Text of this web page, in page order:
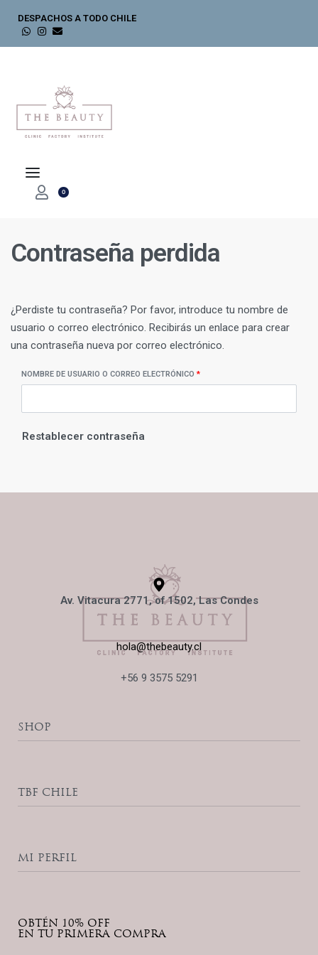
DESPACHOS A TODO CHILE
0
Contraseña perdida
¿Perdiste tu contraseña? Por favor, introduce tu nombre de
usuario o correo electrónico. Recibirás un enlace para crear
una contraseña nueva por correo electrónico.
NOMBRE DE USUARIO O CORREO ELECTRÓNICO *
Restablecer contraseña
Av. Vitacura 2771, of 1502, Las Condes
hola@thebeauty.cl
+56 9 3575 5291
SHOP
Productos Home Care
Ribeskin Pro
TBF CHILE
Contacto
Política de Privacidad
MI PERFIL
Lista de Deseos
Seguimiento de Compras
OBTÉN 10% OFF
EN TU PRIMERA COMPRA